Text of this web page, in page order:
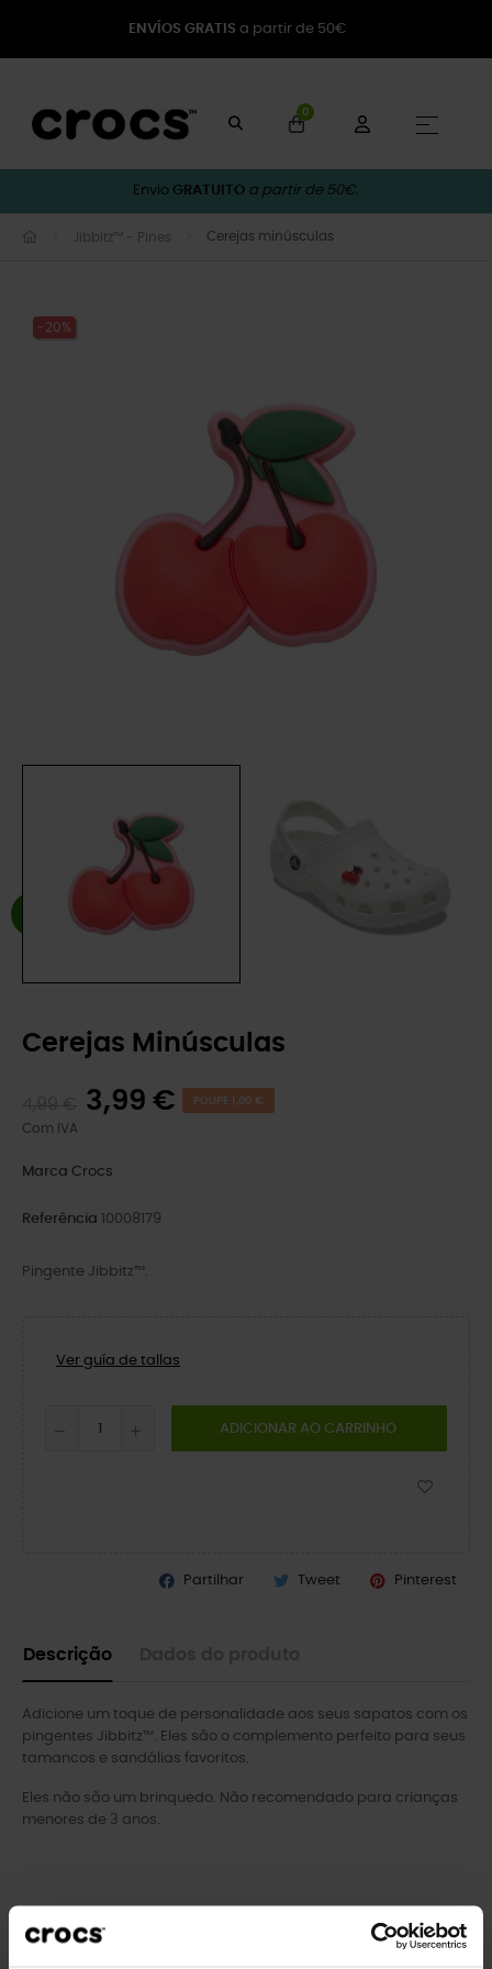
ENVÍOS GRATIS a partir de 50€
0
☰
Envio GRATUITO a partir de 50€.
Jibbitz™ - Pines Cerejas minúsculas
-20%
Cerejas Minúsculas
3,99 € POUPE 1,00 €
Com IVA
Marca Crocs
Referência 10008179
Pingente Jibbitz™.
Ver guía de tallas
ADICIONAR AO CARRINHO
Partilhar Tweet Pinterest
Descrição
Adicione um toque de personalidade aos seus sapatos com os
pingentes Jibbitz™. Eles são o complemento perfeito para seus
tamancos e sandálias favoritos.
Eles não são um brinquedo. Não recomendado para crianças
menores de 3 anos.
Clientes que compraram este
produto também compraram: